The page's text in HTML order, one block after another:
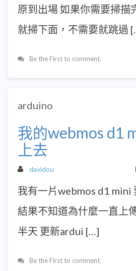
原到出場 如果你需要掃描
就掃下面，不需要就跳過
Be the First to comment.
arduino
我的webmos d1
上去
davidou
我有一片webmos d1 mini
結果不知道為什麼一直上
半天 更新ardui […]
Be the First to comment.